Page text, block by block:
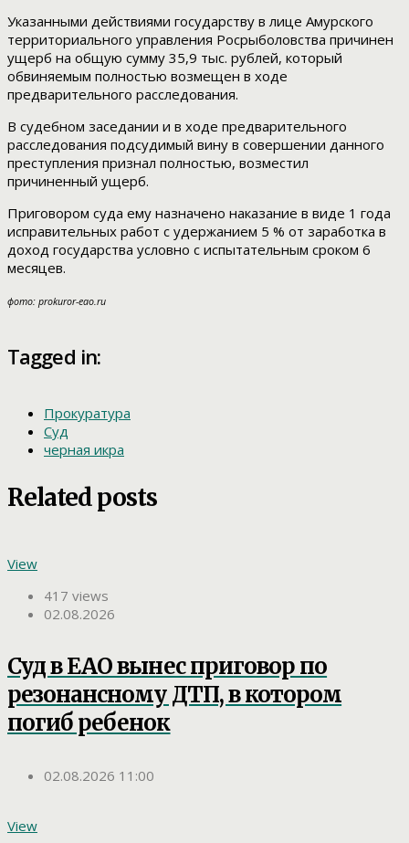
Указанными действиями государству в лице Амурского
территориального управления Росрыболовства причинен
ущерб на общую сумму 35,9 тыс. рублей, который
обвиняемым полностью возмещен в ходе
предварительного расследования.
В судебном заседании и в ходе предварительного
расследования подсудимый вину в совершении данного
преступления признал полностью, возместил
причиненный ущерб.
Приговором суда ему назначено наказание в виде 1 года
исправительных работ с удержанием 5 % от заработка в
доход государства условно с испытательным сроком 6
месяцев.
фото: prokuror-eao.ru
Tagged in:
Прокуратура
Суд
черная икра
Related posts
View
417 views
02.08.2026
Суд в ЕАО вынес приговор по
резонансному ДТП, в котором
погиб ребенок
02.08.2026 11:00
View